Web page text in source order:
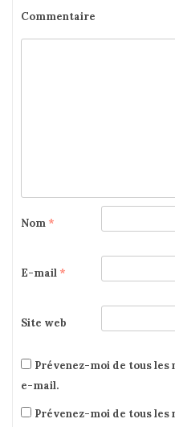
Commentaire
Nom *
E-mail *
Site web
Prévenez-moi de tous
e-mail.
Prévenez-moi de tous